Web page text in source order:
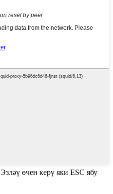
Эзләү өчен керү яки ESC ябу